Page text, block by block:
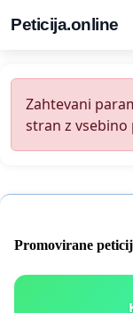
Peticija.online
Zahtevani
stran z vsebino
Promovirane